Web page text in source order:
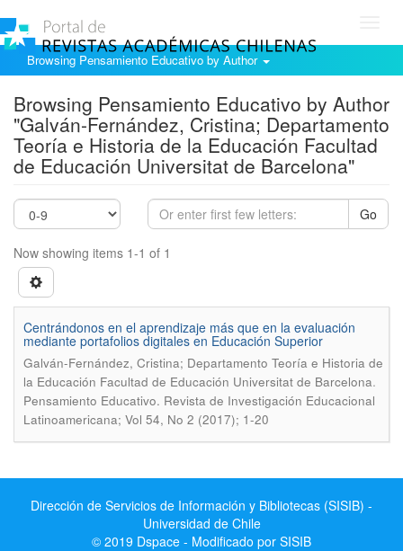
Browsing Pensamiento Educativo by Author
Browsing Pensamiento Educativo by Author
"Galván-Fernández, Cristina; Departamento
Teoría e Historia de la Educación Facultad
de Educación Universitat de Barcelona"
Go
Now showing items 1-1 of 1
Centrándonos en el aprendizaje más que en la evaluación
mediante portafolios digitales en Educación Superior
Galván-Fernández, Cristina; Departamento Teoría e Historia de
la Educación Facultad de Educación Universitat de Barcelona.
Pensamiento Educativo. Revista de Investigación Educacional
Latinoamericana; Vol 54, No 2 (2017); 1-20
Dirección de Servicios de Información y Bibliotecas (SISIB) -
Universidad de Chile
© 2019 Dspace - Modificado por SISIB